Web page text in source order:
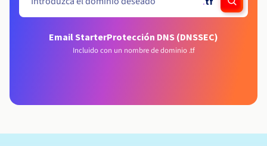
Email StarterProtección DNS (DNSSEC)
Incluido con un nombre de dominio .tf